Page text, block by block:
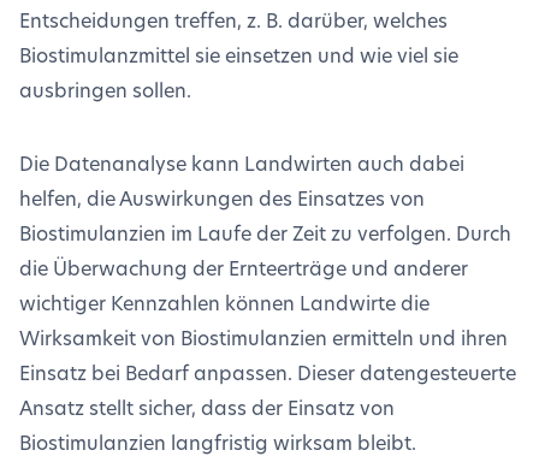
Entscheidungen treffen, z. B. darüber, welches
Biostimulanzmittel sie einsetzen und wie viel sie
ausbringen sollen.
Die Datenanalyse kann Landwirten auch dabei
helfen, die Auswirkungen des Einsatzes von
Biostimulanzien im Laufe der Zeit zu verfolgen. Durch
die Überwachung der Ernteerträge und anderer
wichtiger Kennzahlen können Landwirte die
Wirksamkeit von Biostimulanzien ermitteln und ihren
Einsatz bei Bedarf anpassen. Dieser datengesteuerte
Ansatz stellt sicher, dass der Einsatz von
Biostimulanzien langfristig wirksam bleibt.